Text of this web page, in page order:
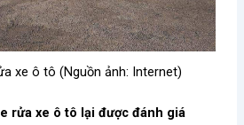
xe ô tô (Nguồn ảnh: Internet)
rửa xe ô tô lại được đánh giá